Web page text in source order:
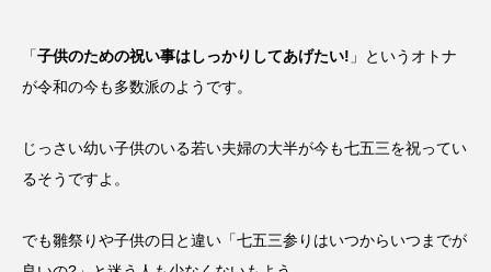
「子供のための祝い事はしっかりしてあげたい! 」というオトナ
が令和の今も多数派のようです。
じっさい幼い子供のいる若い夫婦の大半が今も七五三を祝ってい
るそうですよ。
でも雛祭りや子供の日と違い「七五三参りはいつからいつまでが